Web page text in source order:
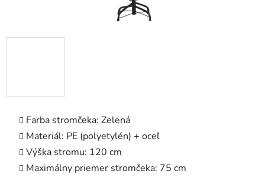
Farba stromčeka: Zelená
Materiál: PE (polyetylén) + oceľ
Výška stromu: 120 cm
Maximálny priemer stromčeka: 75 cm